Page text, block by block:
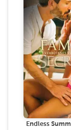
Endless